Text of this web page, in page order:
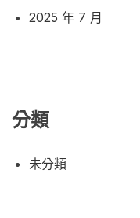
2025 年 7 月
分類
未分類